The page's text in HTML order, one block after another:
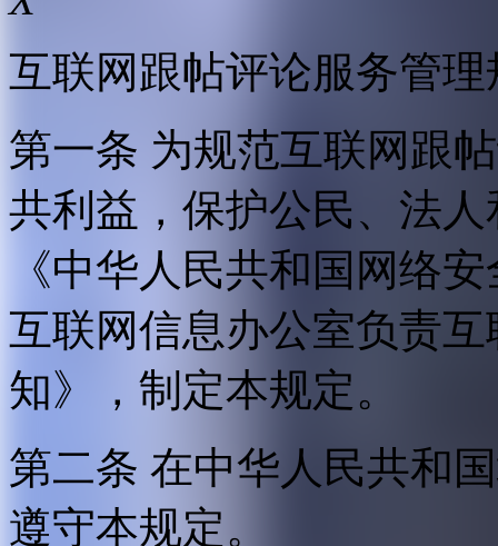
互联网跟帖评论服务管理
第一条 为规范互联网跟
共利益，保护公民、法
《中华人民共和国网络
互联网信息办公室负责
知》，制定本规定。
第二条 在中华人民共和
遵守本规定。